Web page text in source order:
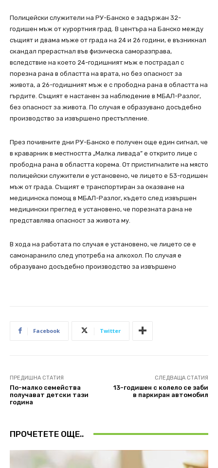
Полицейски служители на РУ-Банско е задържан 32-
годишен мъж от курортния град. В центъра на Банско между
същият и двама мъже oт града на 24 и 26 години, е възникнал
скандал прерастнал във физическа саморазправа,
вследствие на което 24-годишният мъж е пострадал с
порезна рана в областта на врата, но без опасност за
живота, а 26-годишният мъж е с прободна рана в областта на
гърдите. Същият е настанен за наблюдение в МБАЛ-Разлог,
без опасност за живота. По случая е образувано досъдебно
производство за извършено престъпление.
През почивните дни РУ-Банско е получен още един сигнал, че
в краварник в местността „Малка ливада” е открито лице с
прободна рана в областта корема. От пристигналите на място
полицейски служители е установено, че лицето е 53-годишен
мъж от града. Същият е транспортиран за оказване на
медицинска помощ в МБАЛ-Разлог, където след извършен
медицински преглед е установено, че порезната рана не
представлява опасност за живота му.
В хода на работата по случая е установено, че лицето се е
самонаранило след употреба на алкохол. По случая е
образувано досъдебно производство за извършено
Facebook Twitter
ПРЕДИШНА СТАТИЯ
По-малко семейства
получават детски тази
година
СЛЕДВАЩА СТАТИЯ
13-годишен с колело се заби
в паркиран автомобил
ПРОЧЕТЕТЕ ОЩЕ..